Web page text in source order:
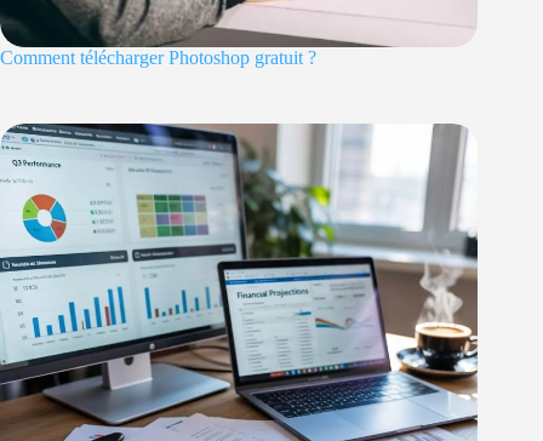
Comment télécharger Photoshop gratuit ?